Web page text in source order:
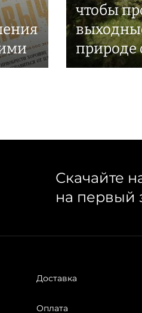
чтобы
природе
Скачайте
на первый
Доставка
Оплата